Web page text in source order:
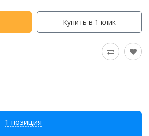
Купить в 1 клик
1 позиция